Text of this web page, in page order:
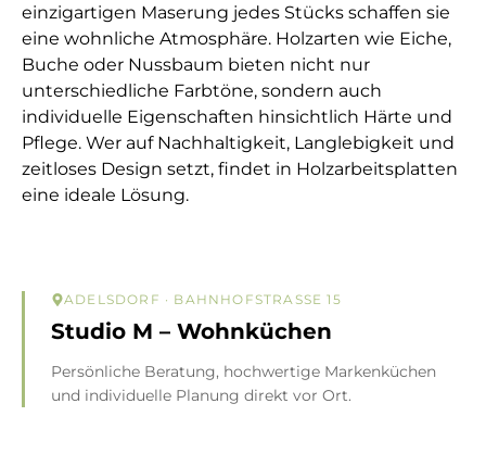
einzigartigen Maserung jedes Stücks schaffen sie
eine wohnliche Atmosphäre. Holzarten wie Eiche,
Buche oder Nussbaum bieten nicht nur
unterschiedliche Farbtöne, sondern auch
individuelle Eigenschaften hinsichtlich Härte und
Pflege. Wer auf Nachhaltigkeit, Langlebigkeit und
zeitloses Design setzt, findet in Holzarbeitsplatten
eine ideale Lösung.
ADELSDORF · BAHNHOFSTRASSE 15
Studio M – Wohnküchen
Persönliche Beratung, hochwertige Markenküchen
und individuelle Planung direkt vor Ort.